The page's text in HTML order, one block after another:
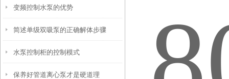
变频控制水泵的优势
简述单级双吸泵的正确解体步骤
水泵控制柜的控制模式
保养好管道离心泵才是硬道理